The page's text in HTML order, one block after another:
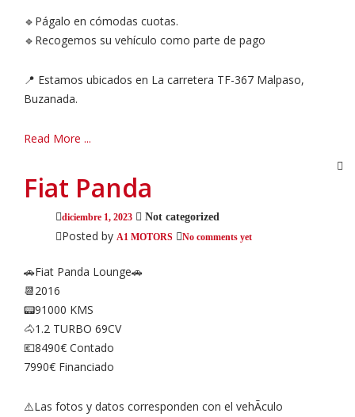
🔹Págalo en cómodas cuotas.
🔹Recogemos su vehículo como parte de pago
📍 Estamos ubicados en La carretera TF-367 Malpaso,
Buzanada.
Read More ...
Fiat Panda
diciembre 1, 2023 Not categorized
Posted by A1 MOTORS No comments yet
🚗Fiat Panda Lounge🚗
📆2016
📟91000 KMS
🐴1.2 TURBO 69CV
💶8490€ Contado
7990€ Financiado
⚠️Las fotos y datos corresponden con el vehÃ­culo